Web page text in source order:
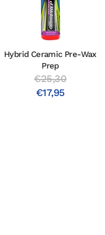
Hybrid Ceramic Pre-Wax
Prep
€25,30
€17,95